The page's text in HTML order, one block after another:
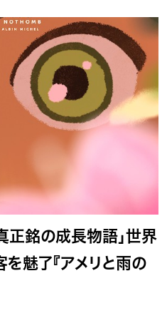
正銘の成長物語」世界
魅了『アメリと雨の